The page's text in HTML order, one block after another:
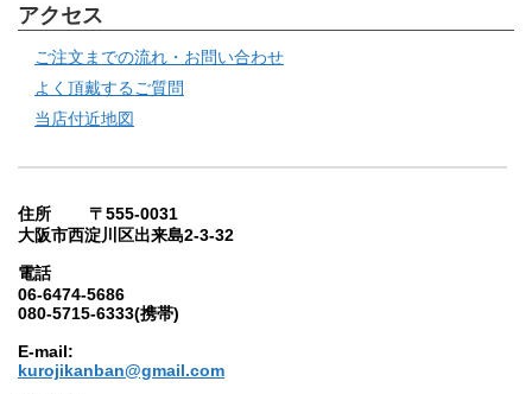
アクセス
ご注文までの流れ・お問い合わせ
よく頂戴するご質問
当店付近地図
住所 〒555-0031
大阪市西淀川区出来島2-3-32
電話
06-6474-5686
080-5715-6333(携帯)
E-mail:
kurojikanban@gmail.com